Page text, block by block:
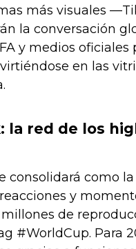
más visuales
la conversación
y medios
en las
la red de los
consolidará como
y
de
#WorldCup. Para